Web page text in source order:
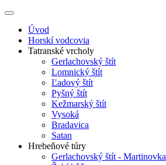
Úvod
Horskí vodcovia
Tatranské vrcholy
Gerlachovský štít
Lomnický štít
Ľadový štít
Pyšný štít
Kežmarský štít
Vysoká
Bradavica
Satan
Hrebeňové túry
Gerlachovský štít - Martinovka